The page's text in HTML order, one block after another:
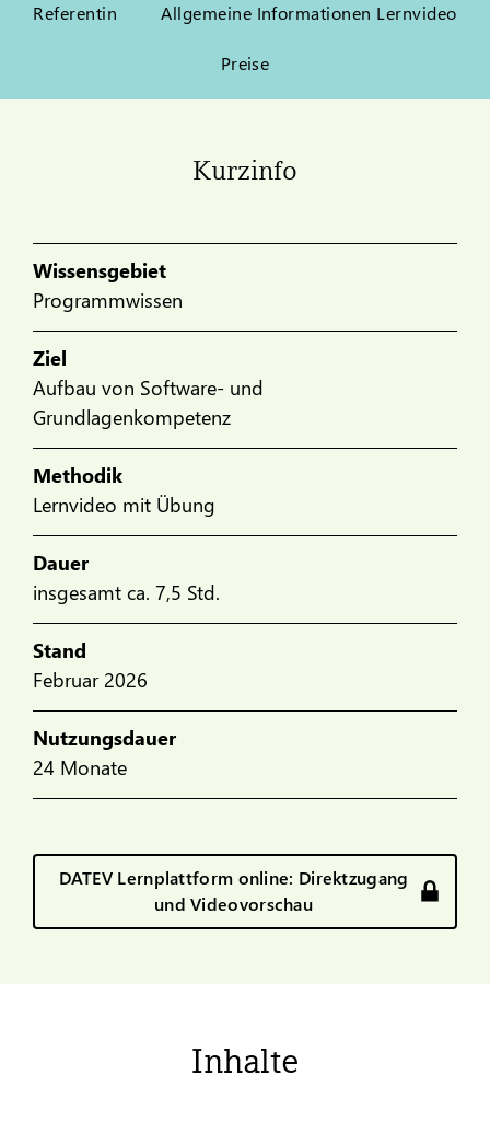
Referentin Allgemeine Informationen Lernvideo
Preise
Kurzinfo
Wissensgebiet
Programmwissen
Ziel
Aufbau von Software- und
Grundlagenkompetenz
Methodik
Lernvideo mit Übung
Dauer
insgesamt ca. 7,5 Std.
Stand
Februar 2026
Nutzungsdauer
24 Monate
DATEV Lernplattform online: Direktzugang
und Videovorschau
Inhalte